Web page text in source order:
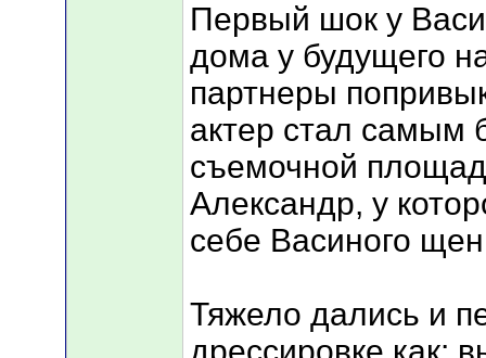
Первый шок у
дома у будущего
партнеры
актер стал
съемочной
Александр, у
себе Васиного
Тяжело дались и